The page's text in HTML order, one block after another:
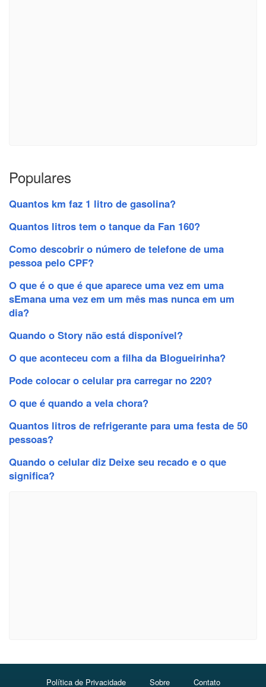
Populares
Quantos km faz 1 litro de gasolina?
Quantos litros tem o tanque da Fan 160?
Como descobrir o número de telefone de uma
pessoa pelo CPF?
O que é o que é que aparece uma vez em uma
sEmana uma vez em um mês mas nunca em um
dia?
Quando o Story não está disponível?
O que aconteceu com a filha da Blogueirinha?
Pode colocar o celular pra carregar no 220?
O que é quando a vela chora?
Quantos litros de refrigerante para uma festa de 50
pessoas?
Quando o celular diz Deixe seu recado e o que
significa?
Política de Privacidade Sobre Contato